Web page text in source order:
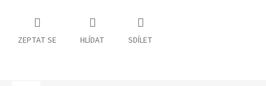
ZEPTAT SE HLÍDAT SDÍLET